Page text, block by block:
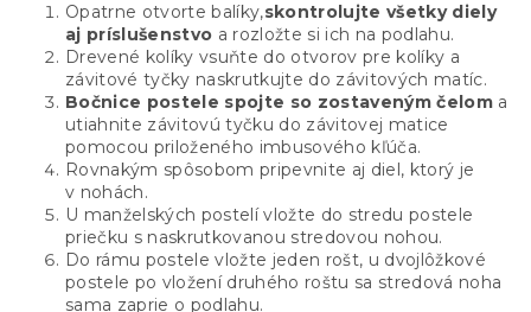
Opatrne otvorte balíky,skontrolujte všetky diely
aj príslušenstvo a rozložte si ich na podlahu.
Drevené kolíky vsuňte do otvorov pre kolíky a
závitové tyčky naskrutkujte do závitových matíc.
Bočnice postele spojte so zostaveným čelom a
utiahnite závitovú tyčku do závitovej matice
pomocou priloženého imbusového kľúča.
Rovnakým spôsobom pripevnite aj diel, ktorý je
v nohách.
U manželských postelí vložte do stredu postele
priečku s naskrutkovanou stredovou nohou.
Do rámu postele vložte jeden rošt, u dvojlôžkové
postele po vložení druhého roštu sa stredová noha
sama zaprie o podlahu.